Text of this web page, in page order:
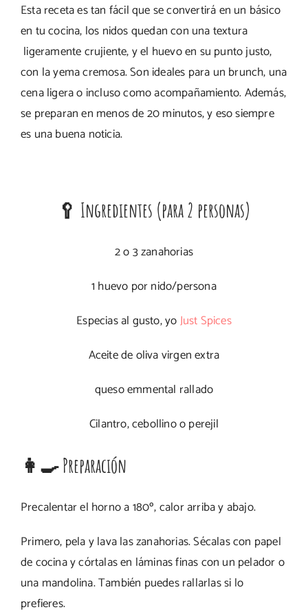
Esta receta es tan fácil que se convertirá en un básico
en tu cocina, los nidos quedan con una textura
ligeramente crujiente, y el huevo en su punto justo,
con la yema cremosa. Son ideales para un brunch, una
cena ligera o incluso como acompañamiento. Además,
se preparan en menos de 20 minutos, y eso siempre
es una buena noticia.
🥄 Ingredientes (para 2 personas)
2 o 3 zanahorias
1 huevo por nido/persona
Especias al gusto, yoJust Spices
Aceite de oliva virgen extra
queso emmental rallado
Cilantro, cebollino o perejil
👩‍🍳 Preparación
Precalentar el horno a 180º, calor arriba y abajo.
Primero, pela y lava las zanahorias. Sécalas con papel
de cocina y córtalas en láminas finas con un pelador o
una mandolina. También puedes rallarlas si lo
prefieres.